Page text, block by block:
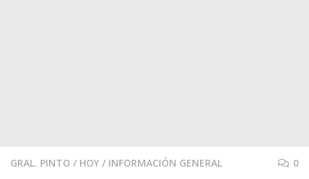
GRAL. PINTO / HOY / INFORMACIÓN GENERAL 0